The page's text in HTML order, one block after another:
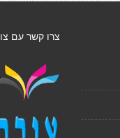
צרו קשר עם